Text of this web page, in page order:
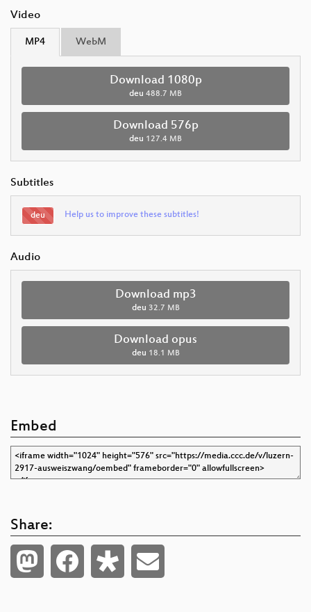
Video
MP4 WebM
Download 1080p
deu 488.7 MB
Download 576p
deu 127.4 MB
Subtitles
deu Help us to improve these subtitles!
Audio
Download mp3
deu 32.7 MB
Download opus
deu 18.1 MB
Embed
Share: